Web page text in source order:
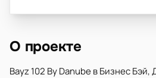
О проекте
Bayz 102 By Danube в Бизнес